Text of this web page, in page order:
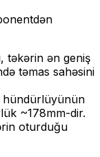
təkərin ən geniş
təmas sahəsini
hündürlüyünün
~178mm-dir.
oturduğu